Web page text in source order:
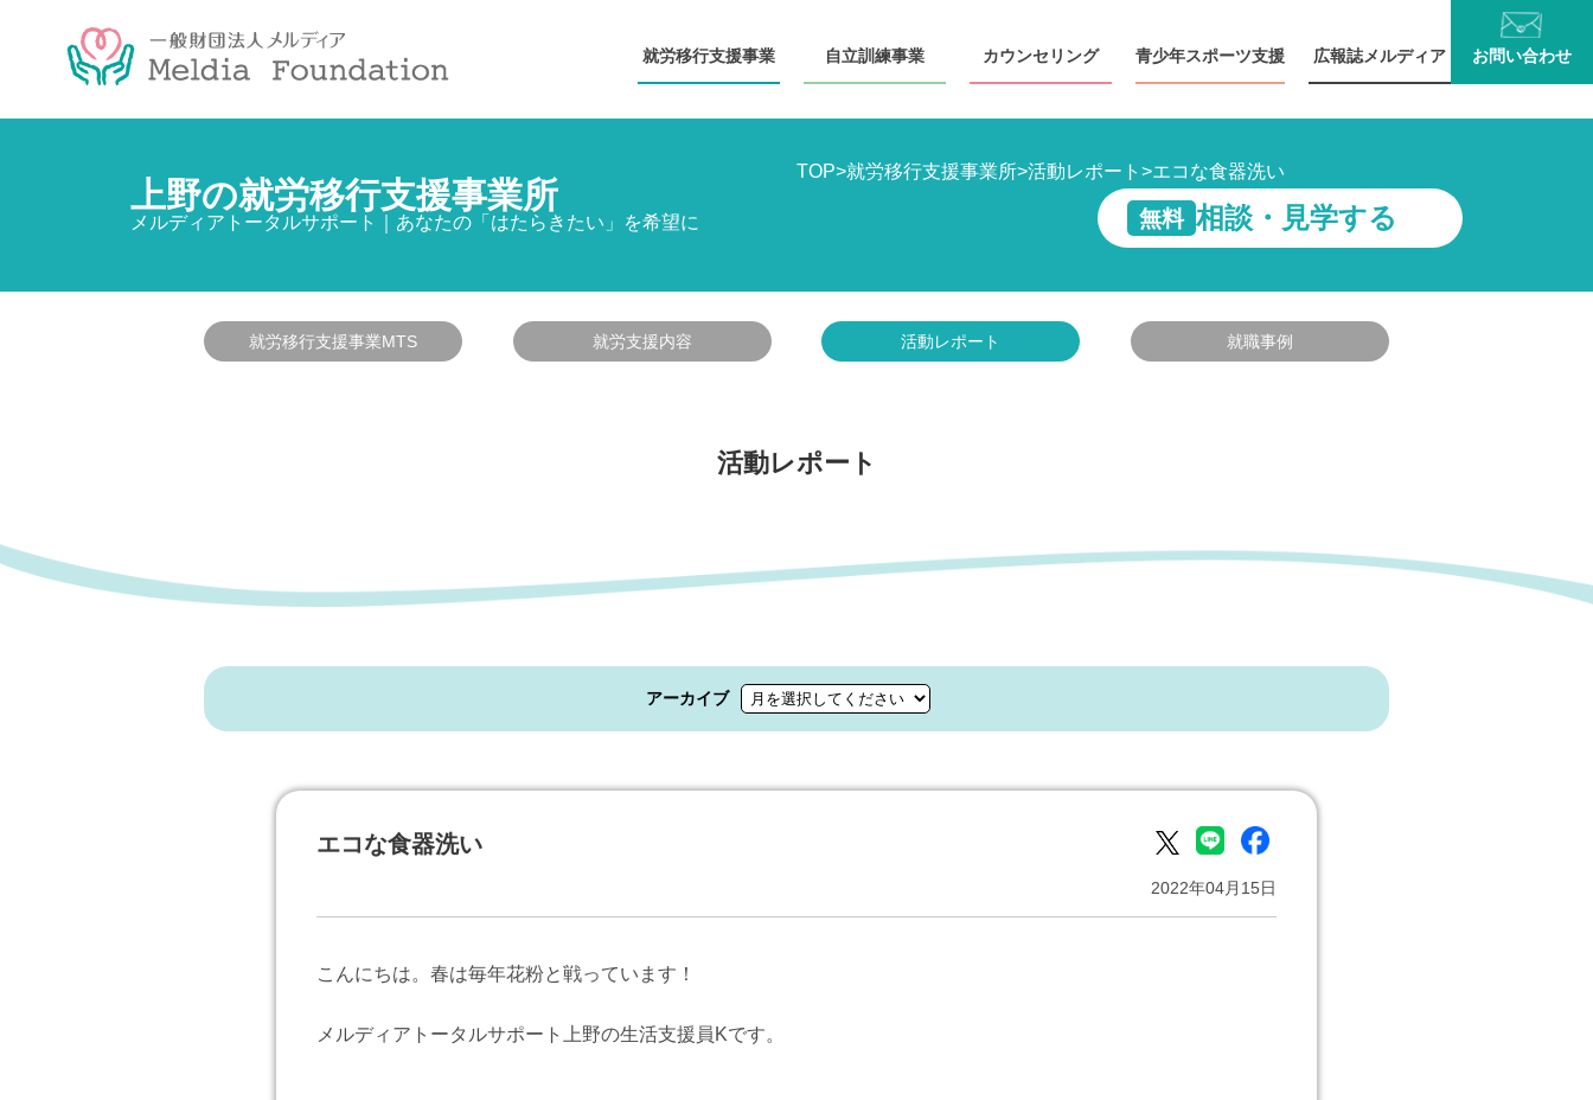
就労移行支援事業 自立訓練事業 カウンセ リング 青少年スポーツ支援 広報誌メルディア お問い合わせ
上野の就労移行支援事業所
メルディアトータルサポート｜あなたの「はたらきたい」を希望に
TOP>就労移行支援事業所>活動レポート >エコな食器洗い
無料 相談・見学する
就労移行支援事業MTS 就労支援内容 活動レポート 就職事例
活動レポート
アーカイブ
エコな食器洗い
2022年04月15日
こんにちは。春は毎年花粉と戦っています！
メルディアトータルサポート上野の生活支援員Kです。